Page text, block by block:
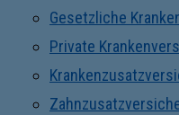
Gesetzliche
Private